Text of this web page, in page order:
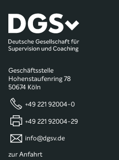
Geschäftsstelle
Hohenstaufenring 78
50674 Köln
+49 221 92004-0
+49 221 92004-29
info@dgsv.de
zur Anfahrt